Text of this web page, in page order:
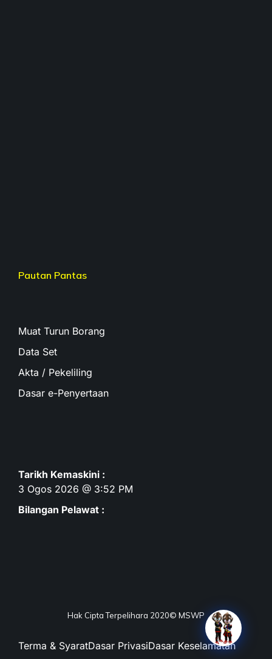
Pautan Pantas
Muat Turun Borang
Data Set
Akta / Pekeliling
Dasar e-Penyertaan
Tarikh Kemaskini :
3 Ogos 2026 @ 3:52 PM
Bilangan Pelawat :
Hak Cipta Terpelihara 2020© MSWP
Terma & SyaratDasar PrivasiDasar Keselamatan